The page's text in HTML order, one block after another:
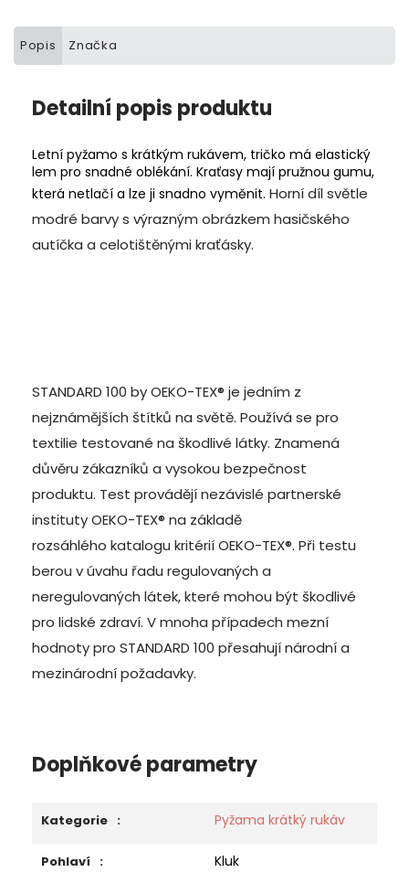
Popis Značka
Detailní popis produktu
Letní pyžamo s krátkým rukávem, tričko má elastický
lem pro snadné oblékání. Kraťasy mají pružnou gumu,
která netlačí a lze ji snadno vyměnit. Horní díl světle
modré barvy s výrazným obrázkem hasičského
autíčka a celotištěnými kraťásky.
STANDARD 100 by OEKO-TEX® je jedním z
nejznámějších štítků na světě. Používá se pro
textilie testované na škodlivé látky. Znamená
důvěru zákazníků a vysokou bezpečnost
produktu. Test provádějí nezávislé partnerské
instituty OEKO-TEX® na základě
rozsáhlého katalogu kritérií OEKO-TEX®. Při testu
berou v úvahu řadu regulovaných a
neregulovaných látek, které mohou být škodlivé
pro lidské zdraví. V mnoha případech mezní
hodnoty pro STANDARD 100 přesahují národní a
mezinárodní požadavky.
Doplňkové parametry
Kategorie : Pyžama krátký rukáv
Pohlaví : Kluk